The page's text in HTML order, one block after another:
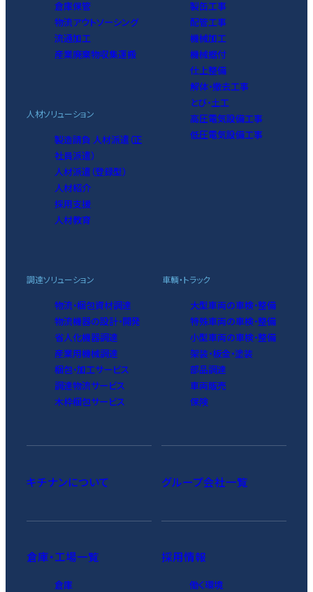
倉庫保管
物流アウトソーシング
流通加工
産業廃棄物収集運搬
人材ソリューション
製造請負 人材派遣（正
社員派遣）
人材派遣（登録型）
人材紹介
採用支援
人材教育
製缶工事
配管工事
機械加工
機械据付
仕上整備
解体・撤去工事
とび・土工
高圧電気設備工事
低圧電気設備工事
調達ソリューション
物流・梱包資材調達
物流機器の設計・開発
省人化機器調達
産業用機械調達
梱包・加工サービス
調達物流サービス
木枠梱包サービス
車輌・トラック
大型車両の車検・整備
特殊車両の車検・整備
小型車両の車検・整備
架装・板金・塗装
部品調達
車両販売
保険
キチナンについて
倉庫・工場一覧
倉庫
グループ会社一覧
採用情報
働く環境